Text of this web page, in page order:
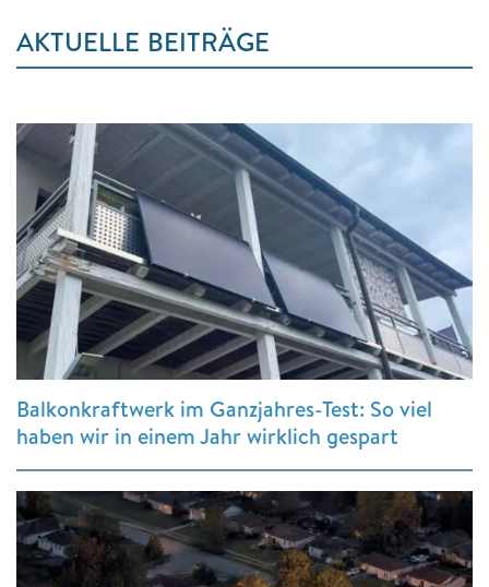
AKTUELLE BEITRÄGE
Balkonkraftwerk im Ganzjahres-Test: So viel
haben wir in einem Jahr wirklich gespart